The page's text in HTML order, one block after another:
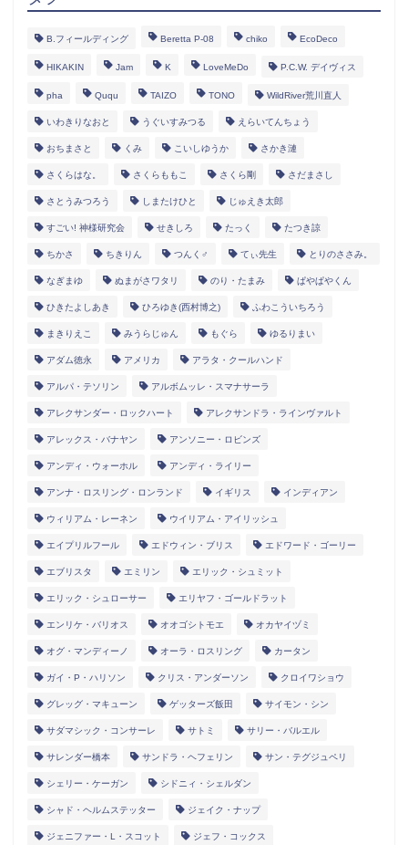
B.フィールディング Beretta P-08 chiko EcoDeco
HIKAKIN Jam K LoveMeDo P.C.W. デイヴィス
pha Ququ TAIZO TONO WildRiver荒川直人
いわきりなおと うぐいすみつる えらいてんちょう
おちまさと くみ こいしゆうか さかき漣
さくらはな。 さくらももこ さくら剛 さだまさし
さとうみつろう しまたけひと じゅえき太郎
すごい! 神様研究会 せきしろ たっく たつき諒
ちかさ ちきりん つんく♂ てぃ先生 とりのささみ。
なぎまゆ ぬまがさワタリ のり・たまみ ぱやぱやくん
ひきたよしあき ひろゆき(西村博之) ふわこういちろう
まきりえこ みうらじゅん もぐら ゆるりまい
アダム徳永 アメリカ アラタ・クールハンド
アルパ・テソリン アルボムッレ・スマナサーラ
アレクサンダー・ロックハート アレクサンドラ・ラインヴァルト
アレックス・バナヤン アンソニー・ロビンズ
アンディ・ウォーホル アンディ・ライリー
アンナ・ロスリング・ロンランド イギリス インディアン
ウィリアム・レーネン ウイリアム・アイリッシュ
エイプリルフール エドウィン・ブリス エドワード・ゴーリー
エブリスタ エミリン エリック・シュミット
エリック・シュローサー エリヤフ・ゴールドラット
エンリケ・バリオス オオゴシトモエ オカヤイヅミ
オグ・マンディーノ オーラ・ロスリング カータン
ガイ・P・ハリソン クリス・アンダーソン クロイワショウ
グレッグ・マキューン ゲッターズ飯田 サイモン・シン
サダマシック・コンサーレ サトミ サリー・バルエル
サレンダー橋本 サンドラ・ヘフェリン サン・テグジュペリ
シェリー・ケーガン シドニィ・シェルダン
シャド・ヘルムステッター ジェイク・ナップ
ジェニファー・L・スコット ジェフ・コックス